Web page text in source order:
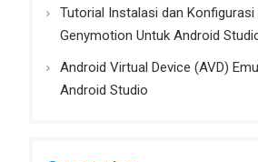
Tutorial Instalasi dan Konfigurasi
Genymotion Untuk Android
Android Virtual Device (AVD)
Android Studio